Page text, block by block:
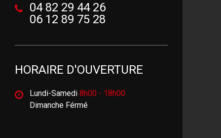
04 82 29 44 26
06 12 89 75 28
HORAIRE D'OUVERTURE
Lundi-Samedi 8h00 - 18h00
Dimanche Férmé